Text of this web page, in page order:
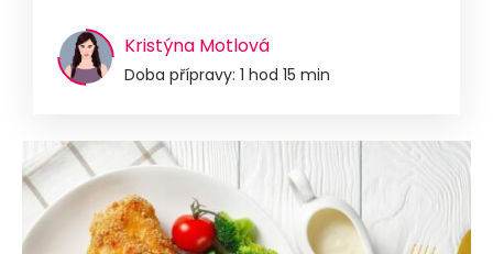
Kristýna Motlová
Doba přípravy: 1 hod 15 min